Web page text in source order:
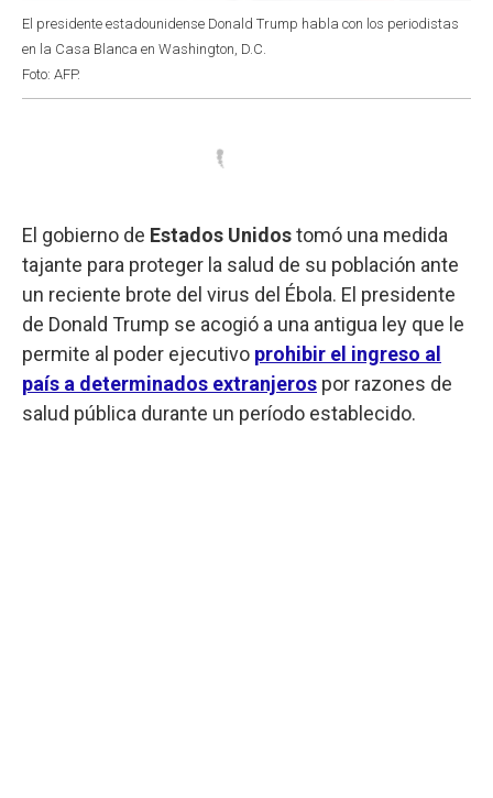
El presidente estadounidense Donald Trump habla con los periodistas
en la Casa Blanca en Washington, D.C.
Foto: AFP.
El gobierno de Estados Unidostomó una medida
tajante para proteger la salud de su población ante
un reciente brote del virus del Ébola. El presidente
de Donald Trump se acogió a una antigua ley que le
permite al poder ejecutivo prohibir el ingreso al
país a determinados extranjeros por razones de
salud pública durante un período establecido.